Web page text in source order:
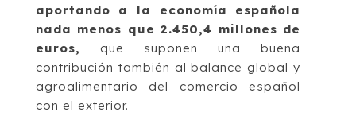
aportando a la economía española
nada menos que 2.450,4 millones de
euros, que suponen una buena
contribución también al balance global y
agroalimentario del comercio español
con el exterior.